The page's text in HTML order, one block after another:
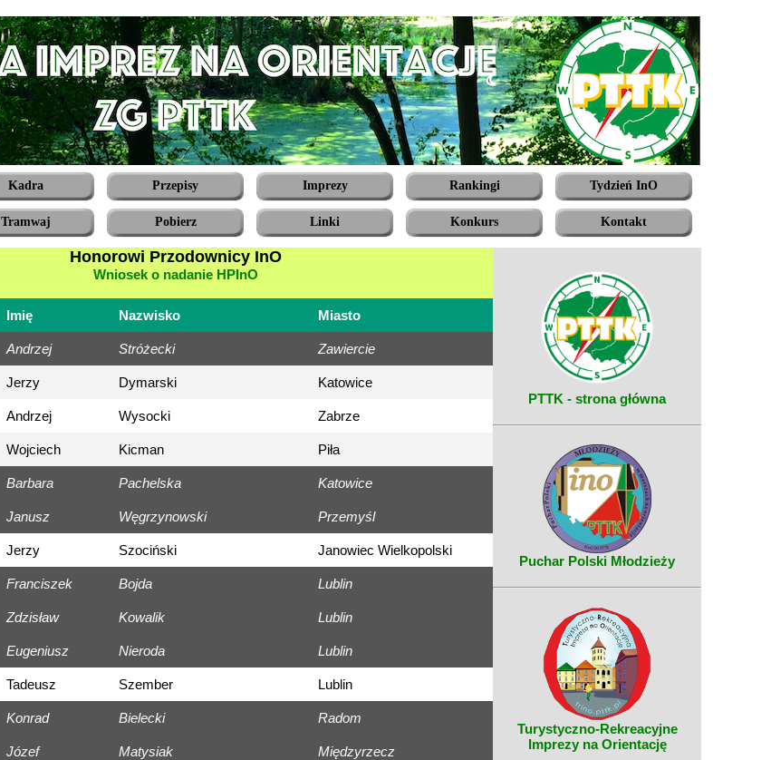
Kadra Przepisy Imprezy Rankingi Tydzień InO
Tramwaj Pobierz Linki Konkurs Kontakt
Honorowi Przodownicy InO
Wniosek o nadanie HPInO
Imię Nazwisko Miasto
Andrzej Stróżecki Zawiercie
Jerzy Dymarski Katowice
Andrzej Wysocki Zabrze
Wojciech Kicman Piła
Barbara Pachelska Katowice
Janusz Węgrzynowski Przemyśl
Jerzy Szociński Janowiec Wielkopolski
Franciszek Bojda Lublin
Zdzisław Kowalik Lublin
Eugeniusz Nieroda Lublin
Tadeusz Szember Lublin
Konrad Bielecki Radom
Józef Matysiak Międzyrzecz
PTTK - strona główna
Puchar Polski Młodzieży
Turystyczno-Rekreacyjne
Imprezy na Orientację